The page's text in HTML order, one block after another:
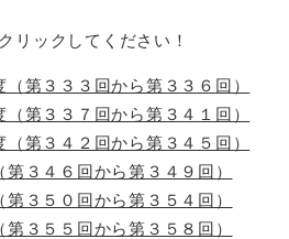
リックしてください！
（第３３３回から第３３６回）
（第３３７回から第３４１回）
（第３４２回から第３４５回）
３４６回から第３４９回）
第３５０回から第３５４回）
第３５５回から第３５８回）